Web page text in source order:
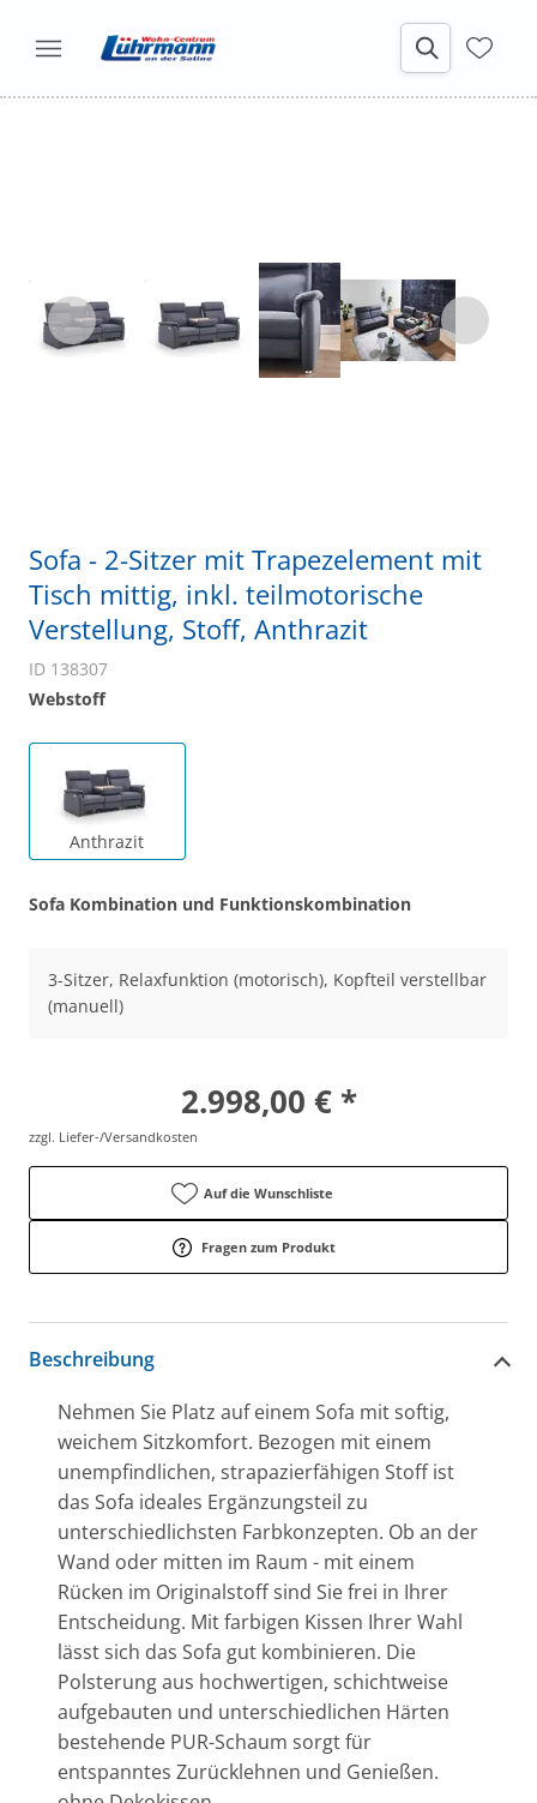
Sofa - 2-Sitzer mit Trapezelement mit
Tisch mittig, inkl. teilmotorische
Verstellung, Stoff, Anthrazit
ID 138307
Webstoff
Anthrazit
Sofa Kombination und Funktionskombination
3-Sitzer, Relaxfunktion (motorisch), Kopfteil verstellbar
(manuell)
2.998,00 € *
zzgl. Liefer-/Versandkosten
Auf die Wunschliste
Fragen zum Produkt
Beschreibung
Nehmen Sie Platz auf einem Sofa mit softig,
weichem Sitzkomfort. Bezogen mit einem
unempfindlichen, strapazierfähigen Stoff ist
das Sofa ideales Ergänzungsteil zu
unterschiedlichsten Farbkonzepten. Ob an der
Wand oder mitten im Raum - mit einem
Rücken im Originalstoff sind Sie frei in Ihrer
Entscheidung. Mit farbigen Kissen Ihrer Wahl
lässt sich das Sofa gut kombinieren. Die
Polsterung aus hochwertigen, schichtweise
aufgebauten und unterschiedlichen Härten
bestehende PUR-Schaum sorgt für
entspanntes Zurücklehnen und Genießen.